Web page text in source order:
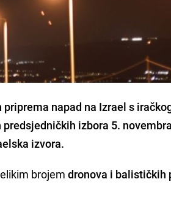
napad na Izrael s
izbora 5.
izvora.
brojemdronova i balističkih